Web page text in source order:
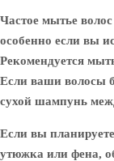
Частое мытье
особенно если вы
Рекомендуется
Если ваши волосы
сухой шампунь
Если вы
утюжка или фена,